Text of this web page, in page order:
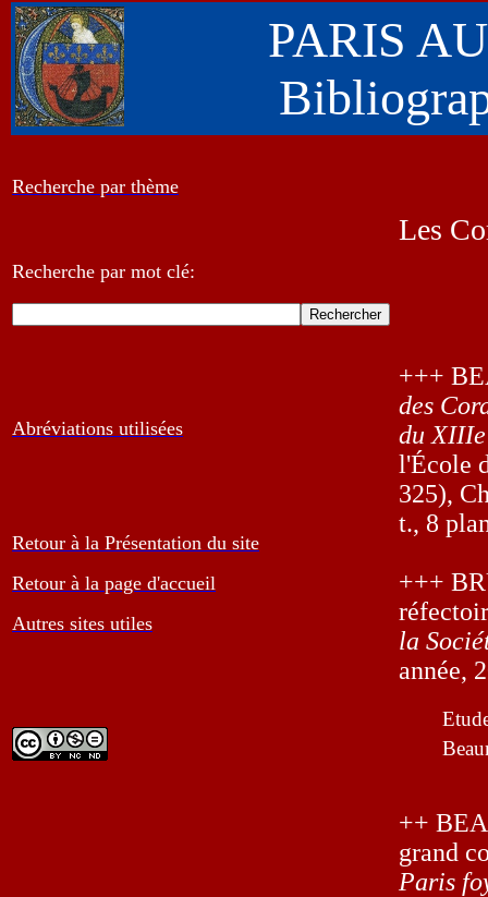
PARIS
Recherche par thème
Recherche par mot clé:
Abréviations utilisées
Retour à la Présentation du site
Retour à la page d'accueil
Autres sites utiles
Les
+++
des
du
l'École
325),
t., 8
+++
la
année,
++
grand
Paris